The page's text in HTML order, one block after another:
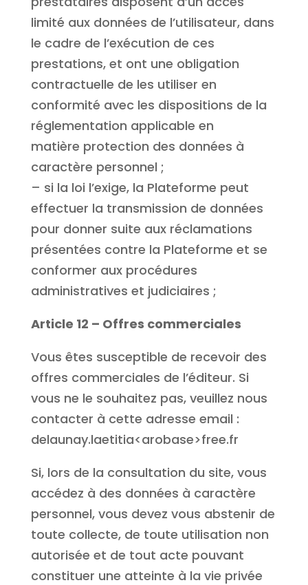
limité aux données de l’utilisateur, dans
le cadre de l’exécution de ces
prestations, et ont une obligation
contractuelle de les utiliser en
conformité avec les dispositions de la
réglementation applicable en
matière protection des données à
caractère personnel ;
– si la loi l’exige, la Plateforme peut
effectuer la transmission de données
pour donner suite aux réclamations
présentées contre la Plateforme et se
conformer aux procédures
administratives et judiciaires ;
Article 12 – Offres commerciales
Vous êtes susceptible de recevoir des
offres commerciales de l’éditeur. Si
vous ne le souhaitez pas, veuillez nous
contacter à cette adresse email :
delaunay.laetitia<arobase>free.fr
Si, lors de la consultation du site, vous
accédez à des données à caractère
personnel, vous devez vous abstenir de
toute collecte, de toute utilisation non
autorisée et de tout acte pouvant
constituer une atteinte à la vie privée